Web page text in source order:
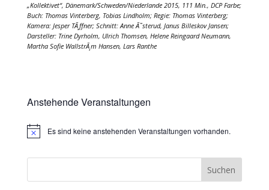
„Kollektivet“, Dänemark/Schweden/Niederlande 2015, 111 Min., DCP Farbe;
Buch: Thomas Vinterberg, Tobias Lindholm; Regie: Thomas Vinterberg;
Kamera: Jesper TÃ¸ffner; Schnitt: Anne Ã˜sterud, Janus Billeskov Jansen;
Darsteller: Trine Dyrholm, Ulrich Thomsen, Helene Reingaard Neumann,
Martha Sofie WallstrÃ¸m Hansen, Lars Ranthe
Anstehende Veranstaltungen
HinweisEs sind keine anstehenden Veranstaltungen vorhanden.